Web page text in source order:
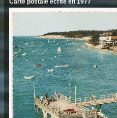
Carte postale écrite en 1977